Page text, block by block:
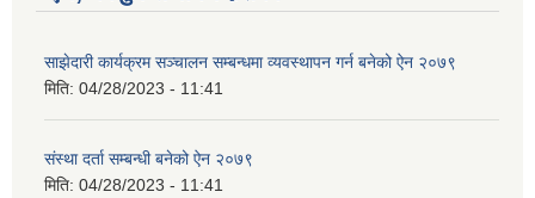
साझेदारी कार्यक्रम सञ्चालन सम्बन्धमा व्यवस्थापन गर्न बनेको ऐन २०७९
मिति: 04/28/2023 - 11:41
संस्था दर्ता सम्बन्धी बनेको ऐन २०७९
मिति: 04/28/2023 - 11:41